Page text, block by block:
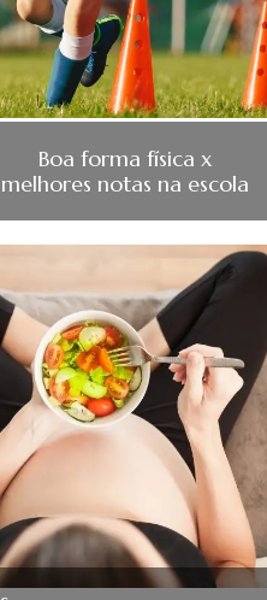
Boa forma física x
melhores notas na escola